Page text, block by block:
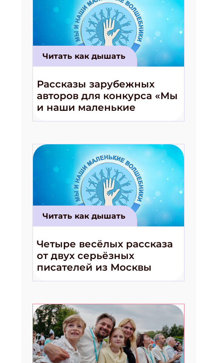
Читать как дышать
Рассказы зарубежных
авторов для конкурса «Мы
и наши маленькие
волшебники!»
Читать как дышать
Четыре весёлых рассказа
от двух серьёзных
писателей из Москвы